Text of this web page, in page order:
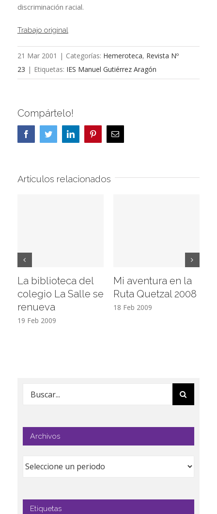
discriminación racial.
Trabajo original
21 Mar 2001 | Categorías: Hemeroteca, Revista Nº
23 | Etiquetas: IES Manuel Gutiérrez Aragón
Compártelo!
FacebookTwitterLinkedInPinterestCorreo
electrónico
Artículos relacionados
La biblioteca del
colegio La Salle se
renueva
19 Feb 2009
Mi aventura en la
Ruta Quetzal 2008
18 Feb 2009
Buscar:
Archivos
Etiquetas